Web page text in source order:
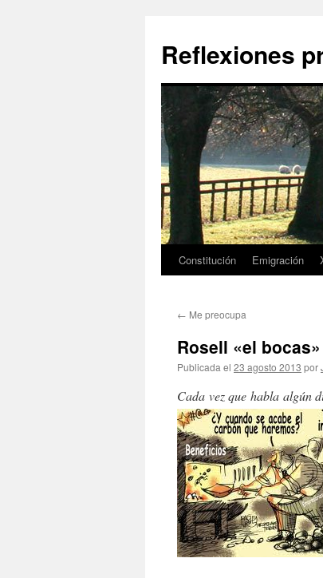
contenido
Reflexiones
Constitución Emigración
← Me preocupa
Rosell «el bocas»
Publicada el 23 agosto 2013 por
Cada vez que habla algún